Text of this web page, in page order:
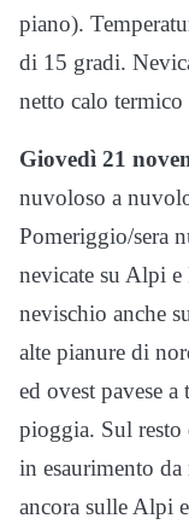
piano).
di 15 gradi.
netto calo termico
Giovedì 21
nuvoloso a
Pomeriggio/sera
nevicate su Alpi
nevischio anche
alte pianure di
ed ovest pavese
pioggia. Sul
in esaurimento da
ancora sulle Alpi